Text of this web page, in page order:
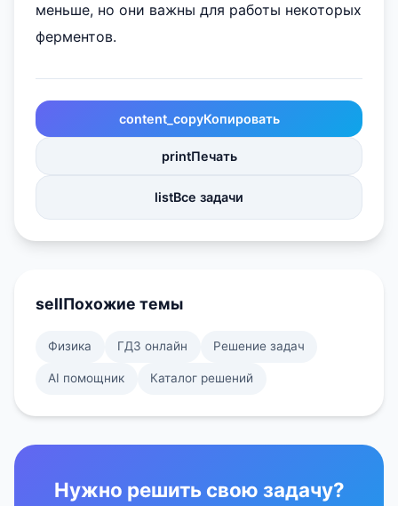
меньше, но они важны для работы некоторых
ферментов.
content_copyКопировать
printПечать
listВсе задачи
sellПохожие темы
Физика ГДЗ онлайн Решение задач
AI помощник Каталог решений
Нужно решить свою задачу?